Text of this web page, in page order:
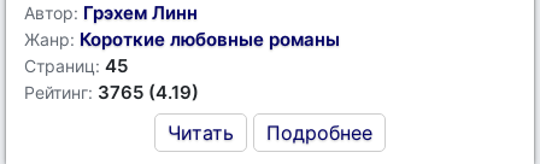
Автор: Грэхем Линн
Жанр: Короткие любовные романы
Страниц: 45
Рейтинг: 3765 (4.19)
Читать Подробнее